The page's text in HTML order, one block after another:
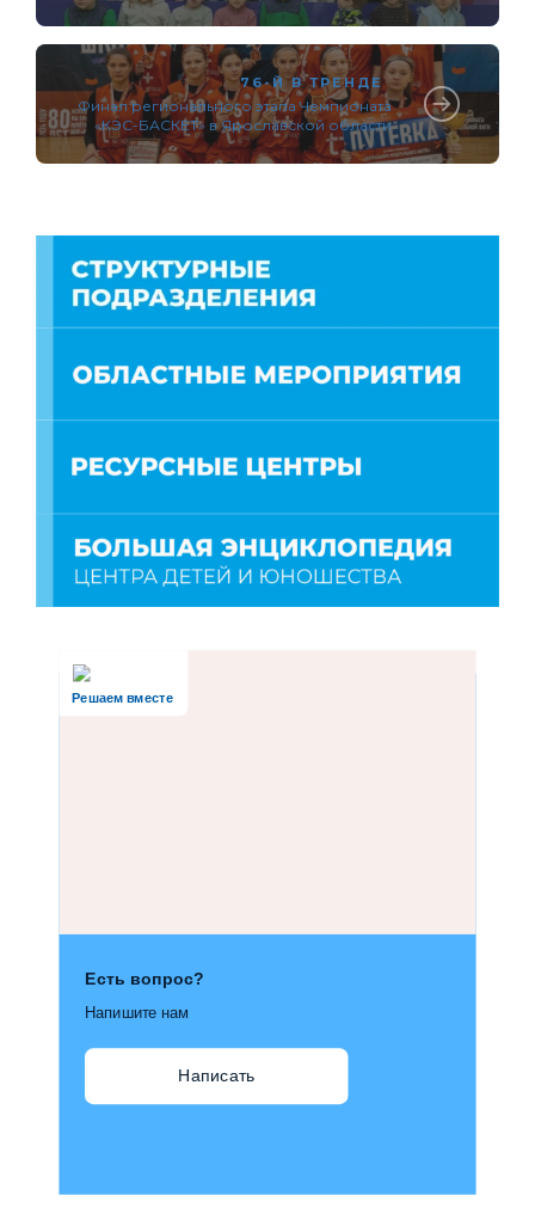
76-Й В ТРЕНДЕ
Финал регионального этапа Чемпионата
«КЭС-БАСКЕТ» в Ярославской области
Решаем вместе
Есть вопрос?
Напишите нам
Написать